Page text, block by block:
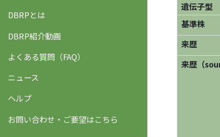
DBRPとは
DBRP紹介動画
よくある質問（FAQ）
ニュース
ヘルプ
お問い合わせ・ご要望はこちら
遺伝子型
基準株
来歴
来歴（